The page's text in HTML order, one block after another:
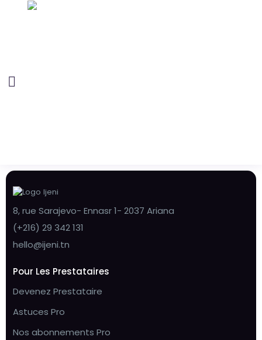
8, rue Sarajevo- Ennasr 1- 2037 Ariana
(+216) 29 342 131
hello@ijeni.tn
Pour Les Prestataires
Devenez Prestataire
Astuces Pro
Nos abonnements Pro